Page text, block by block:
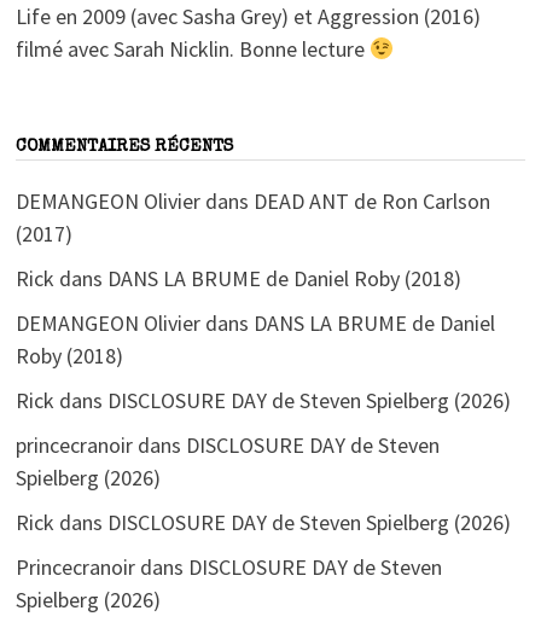
Life en 2009 (avec Sasha Grey) et Aggression (2016)
filmé avec Sarah Nicklin. Bonne lecture
COMMENTAIRES RÉCENTS
DEMANGEON Olivierdans DEAD ANT de Ron Carlson
(2017)
Rick dans DANS LA BRUME de Daniel Roby (2018)
DEMANGEON Olivierdans DANS LA BRUME de Daniel
Roby (2018)
Rick dans DISCLOSURE DAY de Steven Spielberg (2026)
princecranoirdans DISCLOSURE DAY de Steven
Spielberg (2026)
Rick dans DISCLOSURE DAY de Steven Spielberg (2026)
Princecranoirdans DISCLOSURE DAY de Steven
Spielberg (2026)